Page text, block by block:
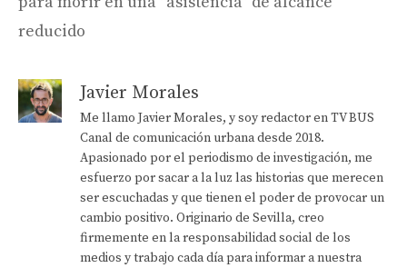
reducido
Javier Morales
Me llamo Javier Morales, y soy redactor en TV BUS
Canal de comunicación urbana desde 2018.
Apasionado por el periodismo de investigación, me
esfuerzo por sacar a la luz las historias que merecen
ser escuchadas y que tienen el poder de provocar un
cambio positivo. Originario de Sevilla, creo
firmemente en la responsabilidad social de los
medios y trabajo cada día para informar a nuestra